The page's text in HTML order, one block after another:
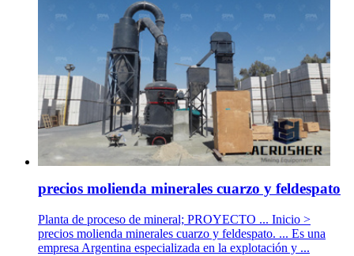
precios molienda minerales cuarzo y feldespato
Planta de proceso de mineral; PROYECTO ... Inicio >
precios molienda minerales cuarzo y feldespato. ... Es una
empresa Argentina especializada en la explotación y ...